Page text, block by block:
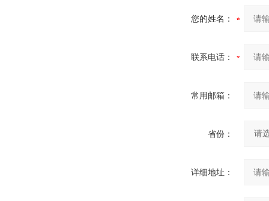
您的姓名：
联系电话：
常用邮箱：
省份：
详细地址：